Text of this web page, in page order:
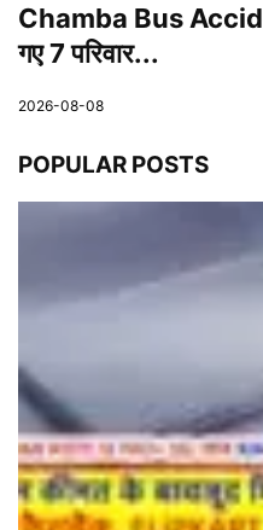
Chamba Bus
गए 7 परिवार...
2026-08-08
POPULAR POSTS